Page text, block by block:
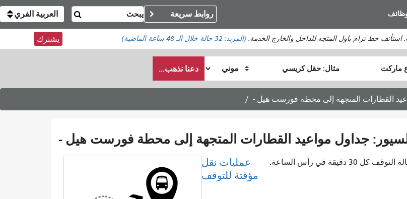
المحتوى
الرئيسي
روابط سريعة العربية الفري
خط ترام باول المتجه للداخل والخارج الخدمة. (المزيد: 32 حالة خلال الـ 48 ساعة الماضية) يشترك
البداية
النهاية
كيف
أرغب
في
السفر
دعنا نذهب...
عمليات نقل
مؤقتة للتوقف
30 دقيقة في رأس الساعة.